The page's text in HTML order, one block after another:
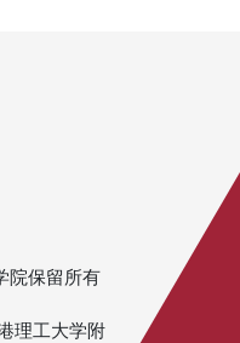
院保留所有
理工大学附